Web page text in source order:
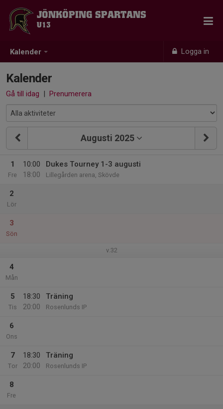
Kalender Logga in
JÖNKÖPING SPARTANS
U13
Kalender
Gå till idag | Prenumerera
Augusti 2025
1
Fre
10:00
18:00
Dukes Tourney 1-3 augusti
Lillegården arena, Skövde
2
Lör
3
Sön
v.32
4
Mån
5
Tis
18:30
20:00
Träning
Rosenlunds IP
6
Ons
7
Tor
18:30
20:00
Träning
Rosenlunds IP
8
Fre